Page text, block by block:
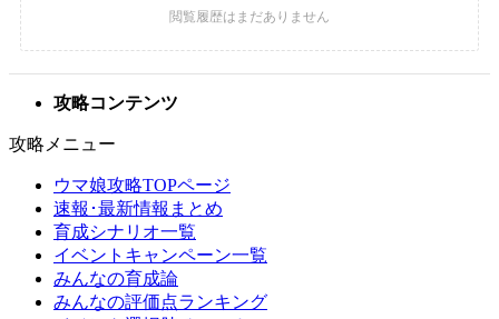
攻略コンテンツ
攻略メニュー
ウマ娘攻略TOPページ
速報･最新情報まとめ
育成シナリオ一覧
イベントキャンペーン一覧
みんなの育成論
みんなの評価点ランキング